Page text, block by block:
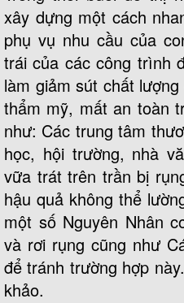
xây dựng một cách
phụ vụ nhu cầu của
trái của các công trình
làm giảm sút chất
thẩm mỹ, mất an toàn
như: Các trung tâm
học, hội trường, nhà
vữa trát trên trần bị
hậu quả không thể
một số Nguyên Nhân
và rơi rụng cũng như
để tránh trường hợp
khảo.